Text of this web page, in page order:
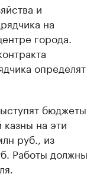
и
на
города.
определят
бюджеты
на эти
руб., из
Работы должны